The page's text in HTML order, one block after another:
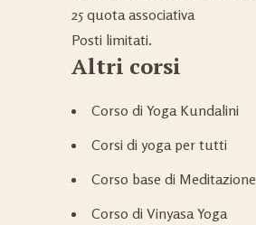
25 quota associativa
Posti limitati.
Altri corsi
Corso di Yoga Kundalini
Corsi di yoga per tutti
Corso base di Meditazione
Corso di Vinyasa Yoga